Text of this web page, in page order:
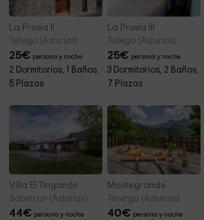
La Pruvía II
Tellego (Asturias)
25€ persona y noche
2 Dormitorios, 1 Baños,
5 Plazas
La Pruvía III
Tellego (Asturias)
25€ persona y noche
3 Dormitorios, 2 Baños,
7 Plazas
Villa El Tinganón
Soberron (Asturias)
44€ persona y noche
Montegrande
Teverga (Asturias)
40€ persona y noche